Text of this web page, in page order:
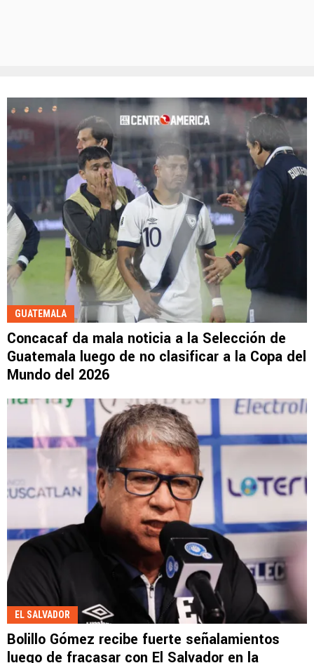
GUATEMALA
Concacaf da mala noticia a la Selección de
Guatemala luego de no clasificar a la Copa del
Mundo del 2026
EL SALVADOR
Bolillo Gómez recibe fuerte señalamientos
luego de fracasar con El Salvador en la